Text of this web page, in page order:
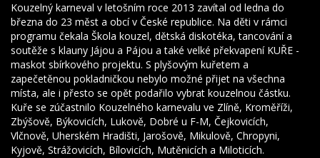
Kouzelný karneval v letošním roce 2013 zavítal od ledna do
března do 23 měst a obcí v České republice. Na děti v rámci
programu čekala Škola kouzel, dětská diskotéka, tancování a
soutěže s klauny Jájou a Pájou a také velké překvapení KUŘE -
maskot sbírkového projektu. S plyšovým kuřetem a
zapečetěnou pokladničkou nebylo možné přijet na všechna
místa, ale i přesto se opět podařilo vybrat kouzelnou částku.
Kuře se zúčastnilo Kouzelného karnevalu ve Zlíně, Kroměříži,
Zbýšově, Býkovicích, Lukově, Dobré u F-M, Čejkovicích,
Vlčnově, Uherském Hradišti, Jarošově, Mikulově, Chropyni,
Kyjově, Strážovicích, Bílovicích, Mutěnicích a Miloticích.